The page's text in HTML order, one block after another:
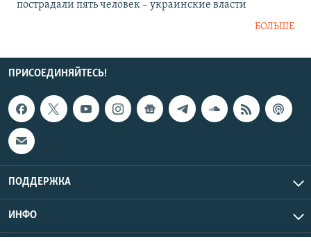
пострадали пять человек – украинские власти
БОЛЬШЕ
ПРИСОЕДИНЯЙТЕСЬ!
ПОДДЕРЖКА
ИНФО